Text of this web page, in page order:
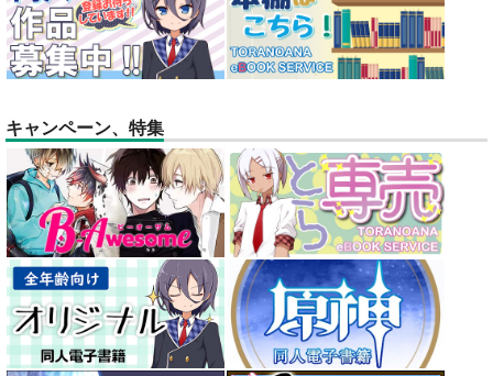
キャンペーン、特集